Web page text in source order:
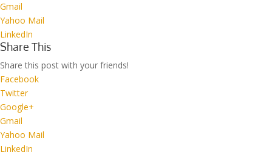
Gmail
Yahoo Mail
LinkedIn
Share This
Share this post with your friends!
Facebook
Twitter
Google+
Gmail
Yahoo Mail
LinkedIn